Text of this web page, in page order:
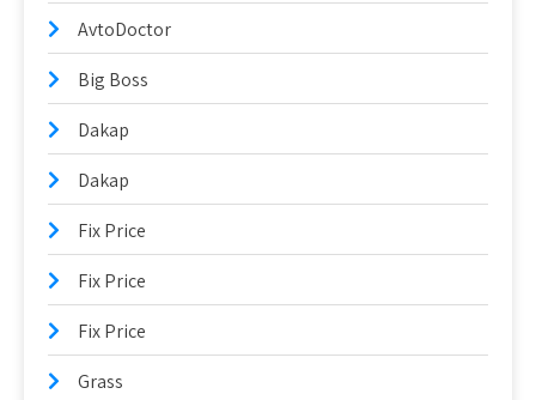
AvtoDoctor
Big Boss
Dakap
Dakap
Fix Price
Fix Price
Fix Price
Grass